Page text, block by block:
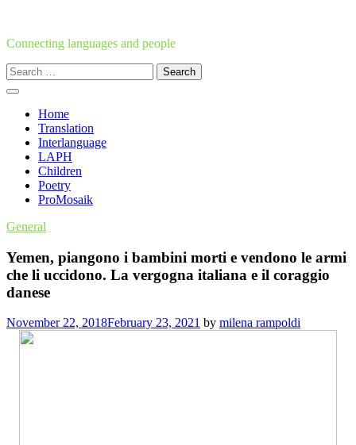
content
Connecting languages and people
Search
for:
Home
Translation
Interlanguage
LAPH
Children
Poetry
ProMosaik
General
Yemen, piangono i bambini morti e vendono le armi
che li uccidono. La vergogna italiana e il coraggio
danese
November 22, 2018February 23, 2021 by milena rampoldi